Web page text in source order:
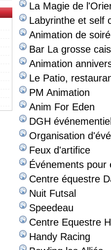
La Magie de
Labyrinthe et self
Animation de
Bar La grosse
Animation
Le Patio,
PM Animation
Anim For Eden
DGH
Organisation
Feux d'artifice
Événements pour
Centre équestre
Nuit Futsal
Speedeau
Centre Equestre
Handy Racing